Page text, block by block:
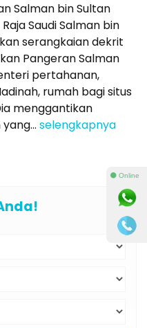
Salman bin Sultan
Saudi Salman bin
serangkaian dekrit
Pangeran Salman
pertahanan,
rumah bagi situs
menggantikan
selengkapnya
⚫ Online